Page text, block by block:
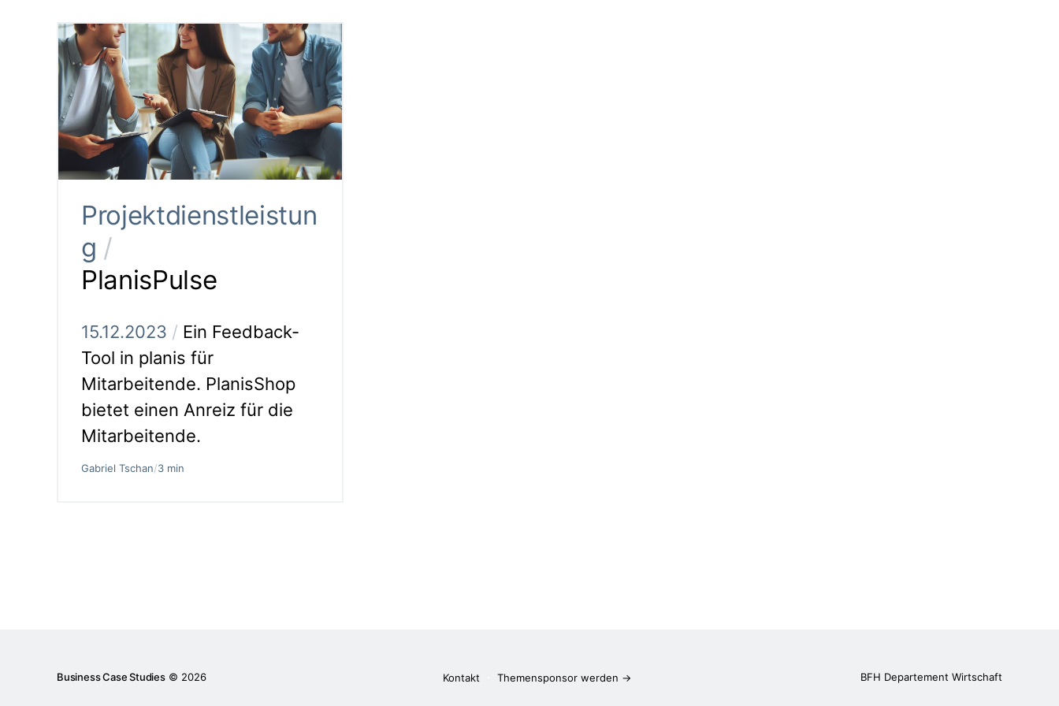
Projektdienstleistun
g /
PlanisPulse
15.12.2023 / Ein Feedback-
Tool in planis für
Mitarbeitende. PlanisShop
bietet einen Anreiz für die
Mitarbeitende.
Gabriel Tschan/3 min
Business Case Studies© 2026 Kontakt Themensponsor werden → BFH Departement Wirtschaft